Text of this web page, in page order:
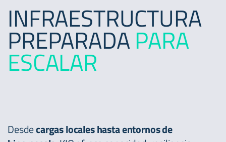
INFRAESTRUCTURA
PREPARADAPARA
ESCALAR
Desdecargas locales hasta entornos de